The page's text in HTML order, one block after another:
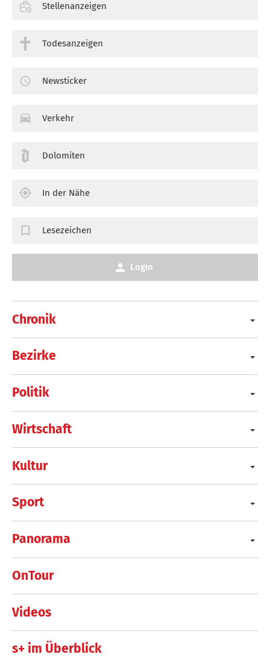
Chronik
Bezirke
Politik
Wirtschaft
Kultur
Sport
Panorama
OnTour
Videos
s+ im Überblick
Stellenanzeigen
Todesanzeigen
Newsticker
Verkehr
Dolomiten
In der Nähe
Lesezeichen
Login